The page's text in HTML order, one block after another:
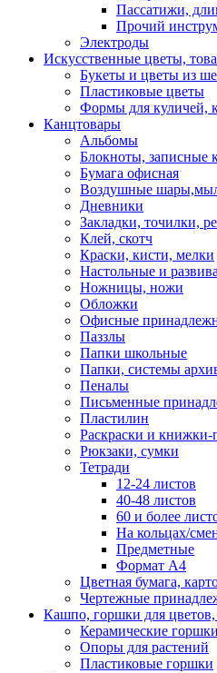
Пассатижи,
Прочий
Электроды
Искусственные цветы,
Букеты и цветы из
Пластиковые цветы
Формы для куличей,
Канцтовары
Альбомы
Блокноты, записные
Бумага офисная
Воздушные
Дневники
Закладки, точилки,
Клей, скотч
Краски, кисти, мелки
Настольные и
Ножницы, ножи
Обложки
Офисные
Паззлы
Папки школьные
Папки, системы
Пеналы
Письменные
Пластилин
Раскраски и книжки-
Рюкзаки, сумки
Тетради
12-24 листов
40-48 листов
60 и более
На кольцах/
Предметные
Формат А4
Цветная бумага,
Чертежные
Кашпо, горшки для
Керамические горшки
Опоры для растений
Пластиковые горшки